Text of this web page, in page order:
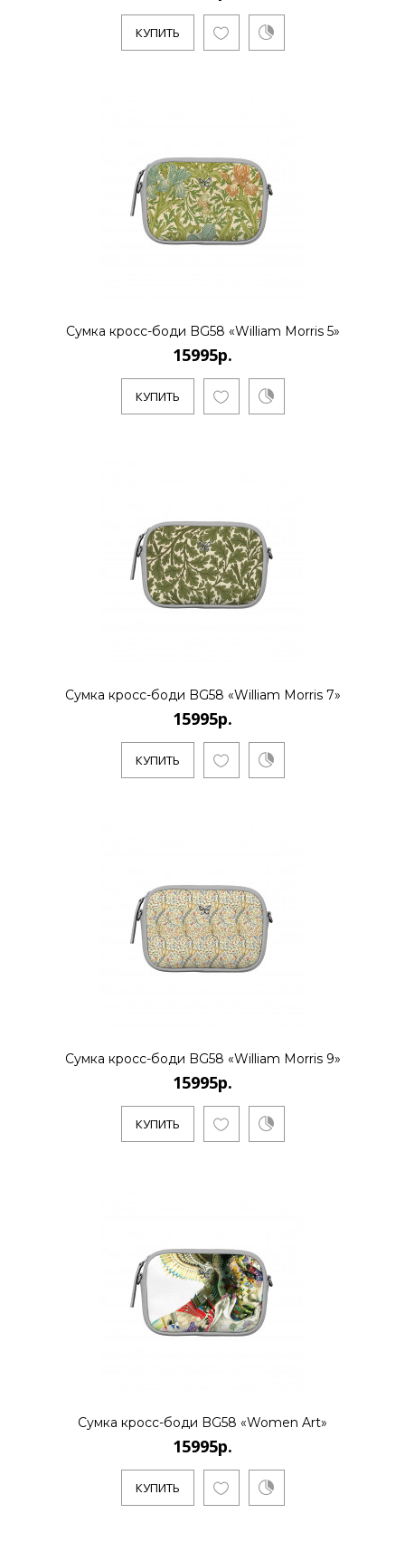
КУПИТЬ
Сумка кросс-боди BG58 «William Morris 5»
15995р.
КУПИТЬ
Сумка кросс-боди BG58 «William Morris 7»
15995р.
КУПИТЬ
Сумка кросс-боди BG58 «William Morris 9»
15995р.
КУПИТЬ
Сумка кросс-боди BG58 «Women Art»
15995р.
КУПИТЬ